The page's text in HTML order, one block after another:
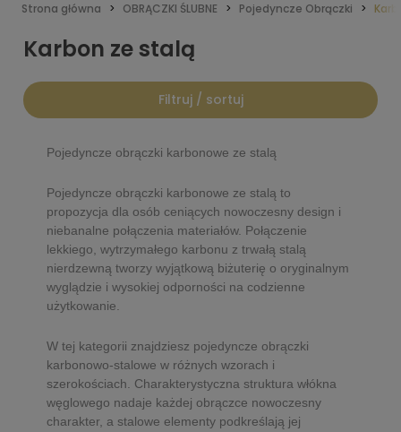
Strona główna OBRĄCZKI ŚLUBNE Pojedyncze Obrączki
Karbon ze stalą
Filtruj / sortuj
Pojedyncze obrączki karbonowe ze stalą
Pojedyncze obrączki karbonowe ze stalą to
propozycja dla osób ceniących nowoczesny design i
niebanalne połączenia materiałów. Połączenie
lekkiego, wytrzymałego karbonu z trwałą stalą
nierdzewną tworzy wyjątkową biżuterię o oryginalnym
wyglądzie i wysokiej odporności na codzienne
użytkowanie.
W tej kategorii znajdziesz pojedyncze obrączki
karbonowo-stalowe w różnych wzorach i
szerokościach. Charakterystyczna struktura włókna
węglowego nadaje każdej obrączce nowoczesny
charakter, a stalowe elementy podkreślają jej